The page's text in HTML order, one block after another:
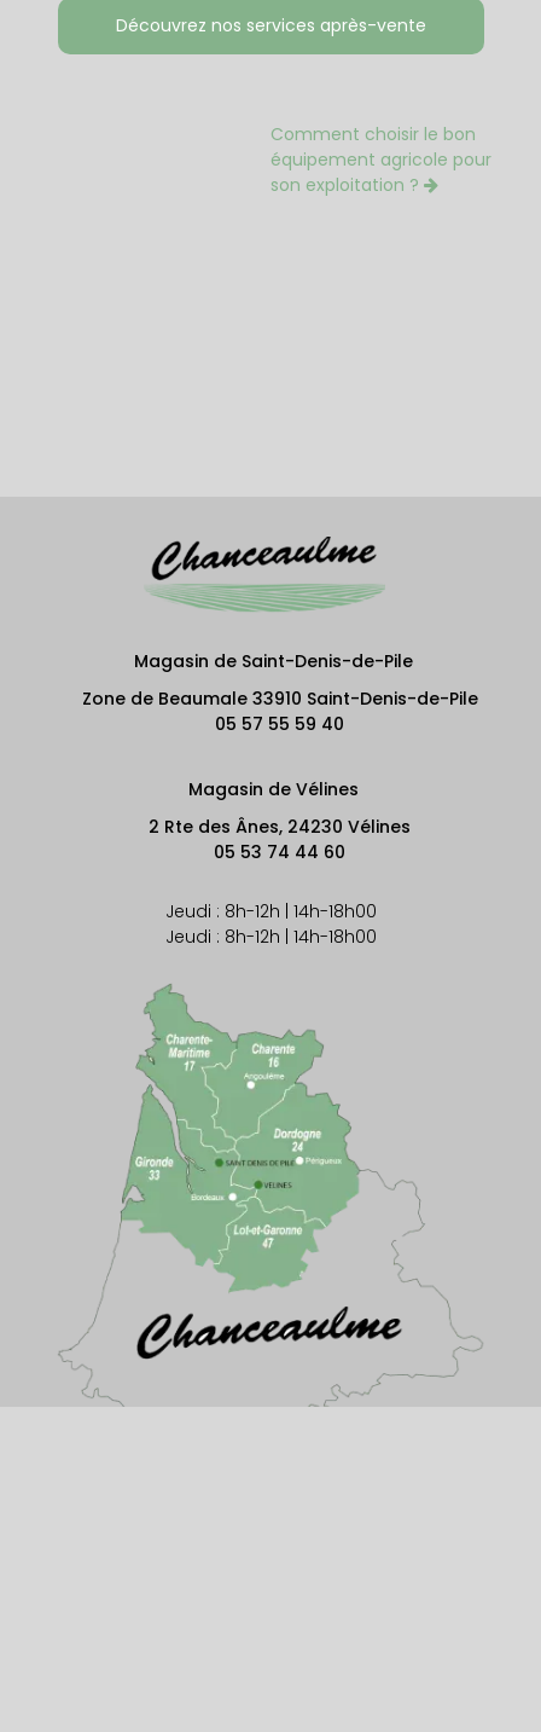
Découvrez nos services après-vente
Comment choisir le bon
équipement agricole pour
son exploitation ?
Magasin de Vélines
2 Rte des Ânes, 24230 Vélines
05 53 74 44 60
Magasin de Saint-Denis-de-Pile
Zone de Beaumale 33910 Saint-Denis-de-Pile
05 57 55 59 40
Jeudi : 8h-12h | 14h-18h00
Jeudi : 8h-12h | 14h-18h00